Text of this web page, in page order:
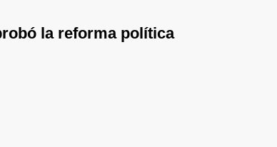
la reforma política